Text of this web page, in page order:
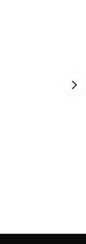
Займ на
Займ